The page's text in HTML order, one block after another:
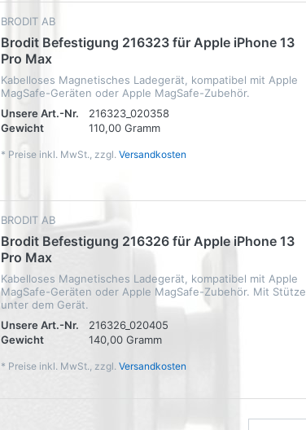
BRODIT AB
Brodit Befestigung 216323 für Apple iPhone 13
Pro Max
Kabelloses Magnetisches Ladegerät, kompatibel mit Apple
MagSafe-Geräten oder Apple MagSafe-Zubehör.
Unsere Art.-Nr.
216323_020358
Gewicht
110,00 Gramm
* Preise inkl. MwSt., zzgl. Versandkosten
BRODIT AB
Brodit Befestigung 216326 für Apple iPhone 13
Pro Max
Kabelloses Magnetisches Ladegerät, kompatibel mit Apple
MagSafe-Geräten oder Apple MagSafe-Zubehör. Mit Stütze
unter dem Gerät.
Unsere Art.-Nr.
216326_020405
Gewicht
140,00 Gramm
* Preise inkl. MwSt., zzgl. Versandkosten